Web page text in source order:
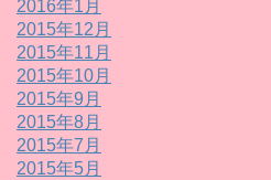
2016年1月
2015年12月
2015年11月
2015年10月
2015年9月
2015年8月
2015年7月
2015年5月